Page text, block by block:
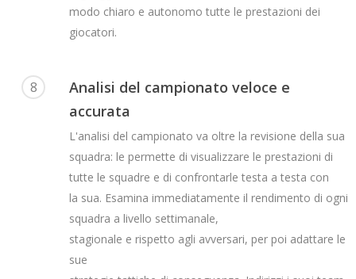
modo chiaro e autonomo tutte le prestazioni dei
giocatori.
8
Analisi del campionato veloce e
accurata
L'analisi del campionato va oltre la revisione della sua
squadra: le permette di visualizzare le prestazioni di
tutte le squadre e di confrontarle testa a testa con
la sua. Esamina immediatamente il rendimento di ogni
squadra a livello settimanale,
stagionale e rispetto agli avversari, per poi adattare le
sue